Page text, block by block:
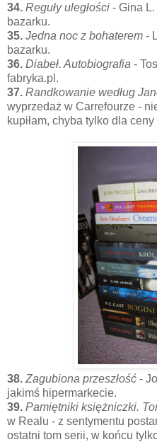
34. Reguły uległości - Gina
bazarku.
35. Jedna noc z bohaterem -
bazarku.
36. Diabeł. Autobiografia -
fabryka.pl.
37. Randkowanie według
wyprzedaż w Carrefourze -
kupiłam, chyba tylko dla ceny
38. Zagubiona przeszłość -
jakimś hipermarkecie.
39. Pamiętniki księżniczki.
w Realu - z sentymentu
ostatni tom serii, w końcu